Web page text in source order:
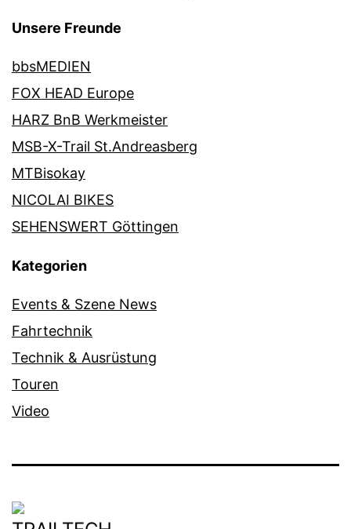
Unsere Freunde
bbsMEDIEN
FOX HEAD Europe
HARZ BnB Werkmeister
MSB-X-Trail St.Andreasberg
MTBisokay
NICOLAI BIKES
SEHENSWERT Göttingen
Kategorien
Events & Szene News
Fahrtechnik
Technik & Ausrüstung
Touren
Video